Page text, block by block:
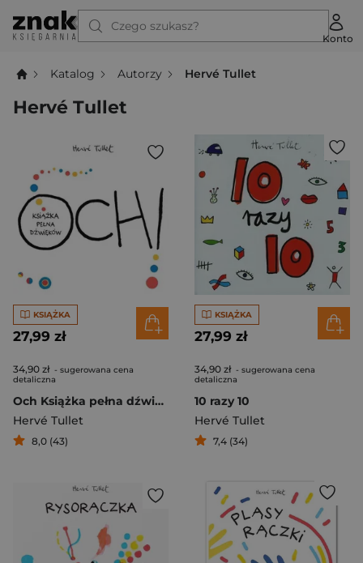
Czego szukasz?
Konto
Katalog Autorzy Hervé Tullet
Hervé Tullet
KSIĄŻKA
27,99 zł
34,90 zł - sugerowana cena
detaliczna
Och Książka pełna dźwięków
Hervé Tullet
8,0 (43)
KSIĄŻKA
27,99 zł
34,90 zł - sugerowana cena
detaliczna
10 razy 10
Hervé Tullet
7,4 (34)